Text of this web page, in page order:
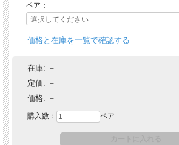
ペア：
価格と在庫を一覧で確認する
在庫: －
定価: －
価格: －
購入数： ペア